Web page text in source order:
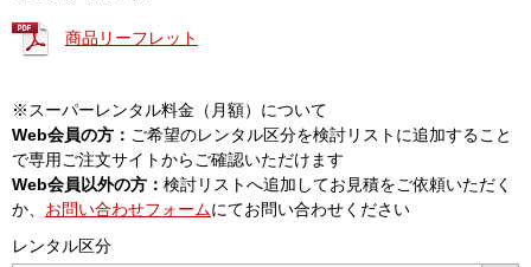
商品リーフレット
※スーパーレンタル料金（月額）について
Web会員の方： ご希望のレンタル区分を検討リストに追加すること
で専用ご注文サイトからご確認いただけます
Web会員以外の方： 検討リストへ追加してお見積をご依頼いただく
か、 お問い合わせフォームにてお問い合わせください
レンタル区分